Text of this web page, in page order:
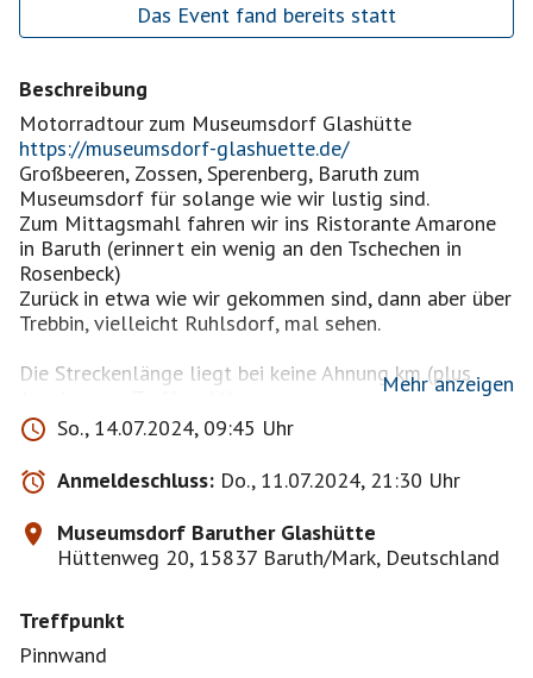
Das Event fand bereits statt
Beschreibung
https://museumsdorf-glashuette.de/
Großbeeren, Zossen, Sperenberg, Baruth zum
Museumsdorf für solange wie wir lustig sind.
Zum Mittagsmahl fahren wir ins Ristorante Amarone
in Baruth (erinnert ein wenig an den Tschechen in
Rosenbeck)
Zurück in etwa wie wir gekommen sind, dann aber über
Trebbin, vielleicht Ruhlsdorf, mal sehen.
Die Streckenlänge liegt bei keine Ahnung km (plus
Soziatour, also ruhig und entspannt. Alle sollen heil
und weiterhin im Besitz ihres Führerscheines nach
Hause kommen. Die Gruppe wird auf max. sechs
Motorräder (incl. Guide) begrenzt; bringt ein
Teilnehmer eine Begleitung (Sozius, nicht mit eigenem
Motorrad) mit, so ist auch diese(r) willkommen.
Bei Regen und Sturm sage ich die Tour ab.
Jeder Mitfahrer fährt eigenverantwortlich. Alles
Mehr anzeigen
So., 14.07.2024, 09:45 Uhr
Anmeldeschluss: Do., 11.07.2024, 21:30 Uhr
Museumsdorf Baruther Glashütte
Hüttenweg 20, 15837 Baruth/Mark, Deutschland
Treffpunkt
Pinnwand